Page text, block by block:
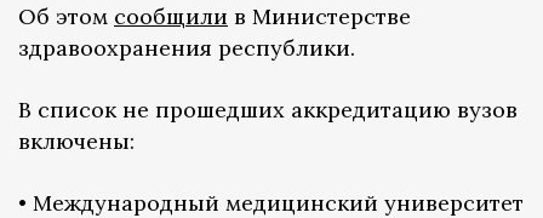
Об этом сообщили в Министерстве
здравоохранения республики.
В список не прошедших аккредитацию вузов
включены:
• Международный медицинский университет